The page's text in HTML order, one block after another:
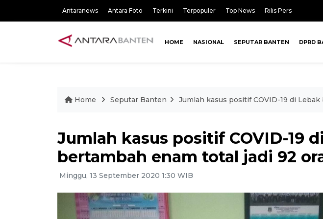
Antaranews Antara Foto Terkini Terpopuler Top News Rilis Pers
HOME NASIONAL SEPUTAR BANTEN DPRD
Home Seputar Banten Jumlah kasus positif COVID-19 di
Jumlah kasus positif COVID-19
bertambah enam total jadi 92
Minggu, 13 September 2020 1:30 WIB